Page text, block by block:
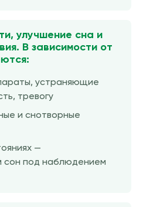
улучшение сна и
В зависимости от
устраняющие
тревогу
и снотворные
—
сон под наблюдением